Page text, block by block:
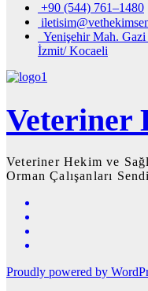
+90 (544) 761–1480
Yenişehir Mah.
İzmit/ Kocaeli
Veteriner
Veteriner Hekim ve
Orman Çalışanları
Proudly powered by